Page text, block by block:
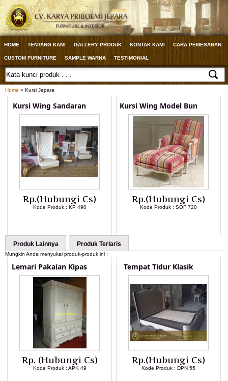
HOME TENTANG KAMI GALLERY PRODUK KONTAK KAMI CARA PEMESANAN
CUSTOM FURNITURE SAMPLE WARNA TESTIMONIAL
Home » Kursi Jepara
Kursi Wing Sandaran
Rp.(Hubungi Cs)
Kode Produk : KP 490
Kursi Wing Model Bun
Rp.(Hubungi Cs)
Kode Produk : SOF 720
Produk Lainnya Produk Terlaris
Mungkin Anda menyukai produk-produk ini :
Lemari Pakaian Kipas
Rp. (Hubungi Cs)
Kode Produk : APK 49
Tempat Tidur Klasik
Rp.(Hubungi Cs)
Kode Produk : DPN 55